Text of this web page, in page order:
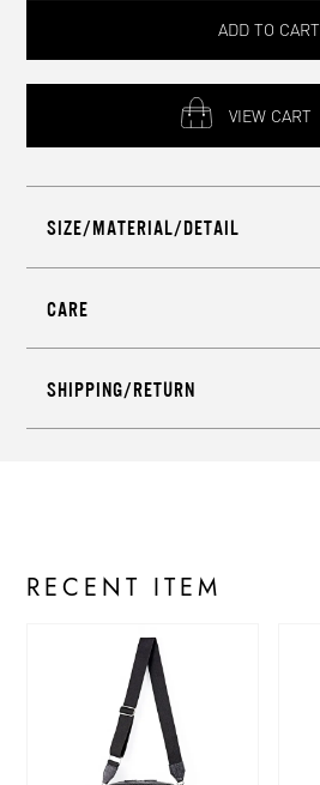
ADD TO CART
VIEW CART
SIZE/MATERIAL/DETAIL
CARE
SHIPPING/RETURN
RECENT ITEM